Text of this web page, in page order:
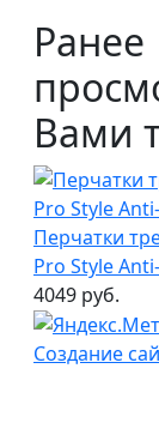
Ранее
Вами
Перчатки
Pro Style
4049 руб.
Создание